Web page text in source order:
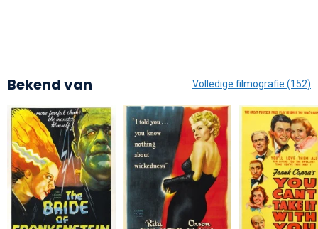
Bekend van Volledige filmografie (152)